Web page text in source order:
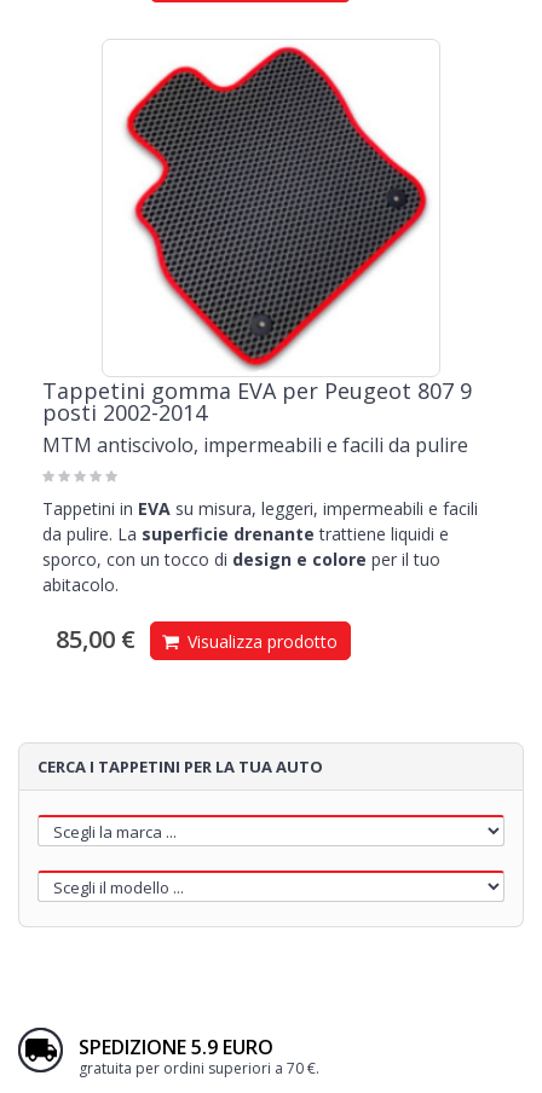
Tappetini gomma EVA per Peugeot 807 9
posti 2002-2014
MTM antiscivolo, impermeabili e facili da pulire
Tappetini in EVA su misura, leggeri, impermeabili e facili
da pulire. La superficie drenante trattiene liquidi e
sporco, con un tocco di design e colore per il tuo
abitacolo.
85,00 € Visualizza prodotto
CERCA I TAPPETINI PER LA TUA AUTO
SPEDIZIONE 5.9 EURO
gratuita per ordini superiori a 70 €.